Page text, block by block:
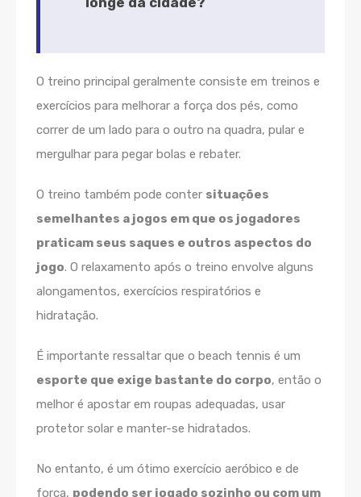
O treino principal geralmente consiste em treinos e
exercícios para melhorar a força dos pés, como
correr de um lado para o outro na quadra, pular e
mergulhar para pegar bolas e rebater.
O treino também pode conter situações
semelhantes a jogos em que os jogadores
praticam seus saques e outros aspectos do
jogo. O relaxamento após o treino envolve alguns
alongamentos, exercícios respiratórios e
hidratação.
É importante ressaltar que o beach tennis é um
esporte que exige bastante do corpo, então o
melhor é apostar em roupas adequadas, usar
protetor solar e manter-se hidratados.
No entanto, é um ótimo exercício aeróbico e de
força, podendo ser jogado sozinho ou com um